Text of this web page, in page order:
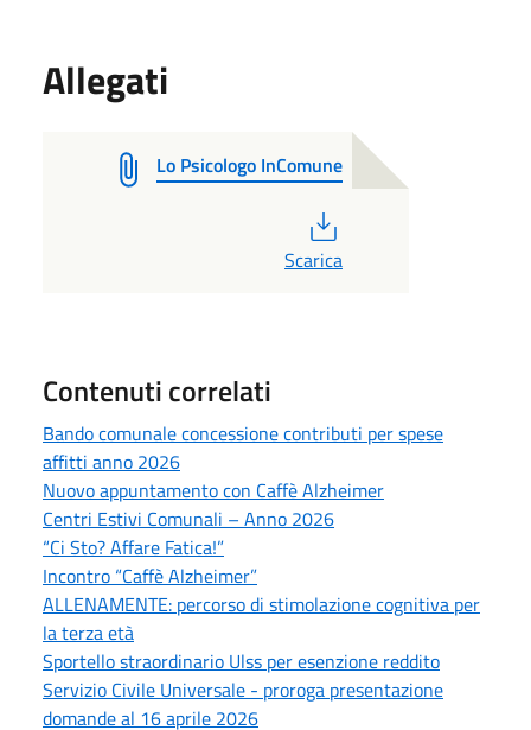
Allegati
Lo Psicologo InComune
Scarica
Contenuti correlati
Bando comunale concessione contributi per spese
affitti anno 2026
Nuovo appuntamento con Caffè Alzheimer
Centri Estivi Comunali – Anno 2026
“Ci Sto? Affare Fatica!”
Incontro “Caffè Alzheimer”
ALLENAMENTE: percorso di stimolazione cognitiva per
la terza età
Sportello straordinario Ulss per esenzione reddito
Servizio Civile Universale - proroga presentazione
domande al 16 aprile 2026